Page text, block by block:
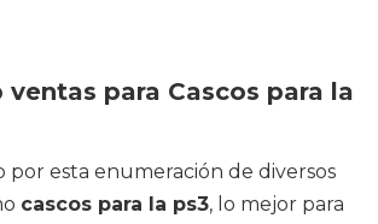
para Cascos para la
por esta enumeración de diversos
cascos para la ps3, lo mejor para